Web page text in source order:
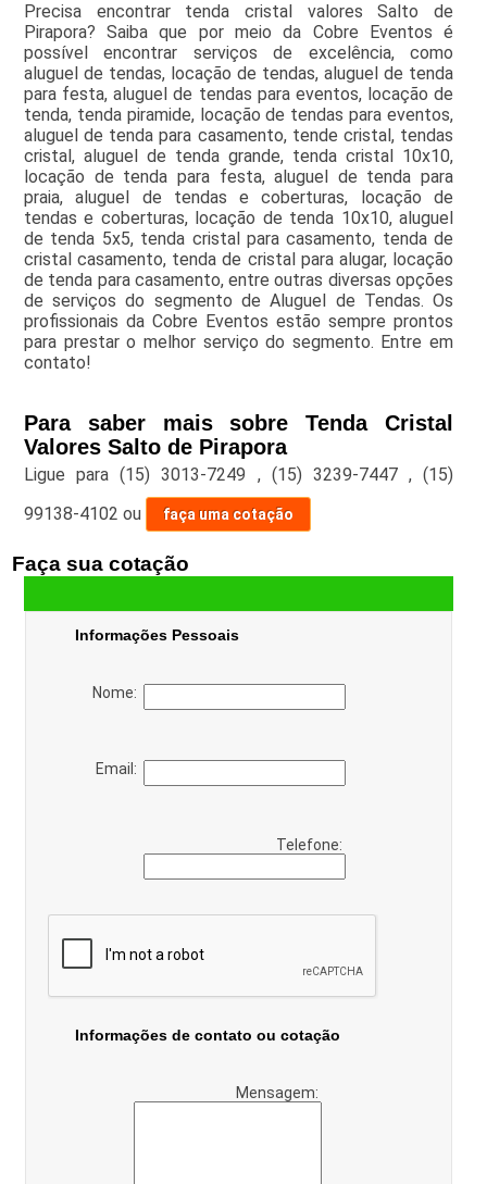
Precisa encontrar tenda cristal valores Salto de
Pirapora? Saiba que por meio da Cobre Eventos é
possível encontrar serviços de excelência, como
aluguel de tendas, locação de tendas, aluguel de tenda
para festa, aluguel de tendas para eventos, locação de
tenda, tenda piramide, locação de tendas para eventos,
aluguel de tenda para casamento, tende cristal, tendas
cristal, aluguel de tenda grande, tenda cristal 10x10,
locação de tenda para festa, aluguel de tenda para
praia, aluguel de tendas e coberturas, locação de
tendas e coberturas, locação de tenda 10x10, aluguel
de tenda 5x5, tenda cristal para casamento, tenda de
cristal casamento, tenda de cristal para alugar, locação
de tenda para casamento, entre outras diversas opções
de serviços do segmento de Aluguel de Tendas. Os
profissionais da Cobre Eventos estão sempre prontos
para prestar o melhor serviço do segmento. Entre em
contato!
Para saber mais sobre Tenda Cristal
Valores Salto de Pirapora
Ligue para(15) 3013-7249 , (15) 3239-7447 ,(15)
99138-4102 ou faça uma cotação
Faça sua cotação
Informações Pessoais
Nome:
Email:
Telefone:
Informações de contato ou cotação
Mensagem: